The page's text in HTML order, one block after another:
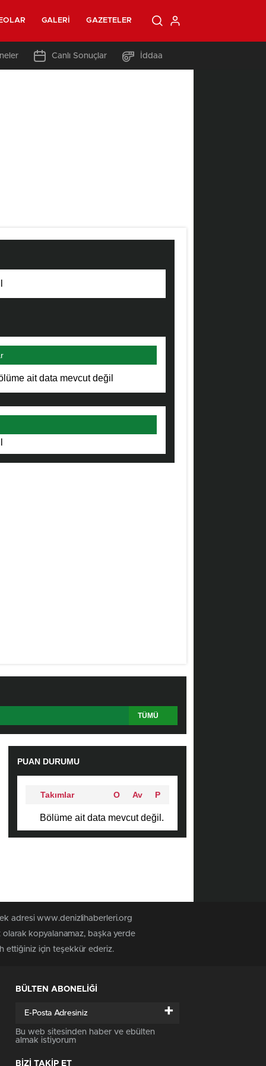
GALERI GAZETELER
Canlı Sonuçlar İddaa
ait data mevcut değil
TÜMÜ
PUAN DURUMU
Takımlar P
Av
O
Bölüme ait data mevcut değil.
adresi www.denizlihaberleri.org
olarak kopyalanamaz, başka yerde
ettiğiniz için teşekkür ederiz.
BÜLTEN ABONELİĞİ
+
Bu web sitesinden haber ve ebülten
almak istiyorum
BİZİ TAKİP ET